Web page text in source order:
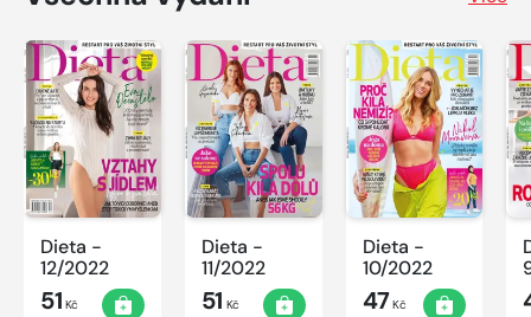
Dieta -
12/2022
51 Kč
Dieta -
11/2022
51 Kč
Dieta -
10/2022
47Kč